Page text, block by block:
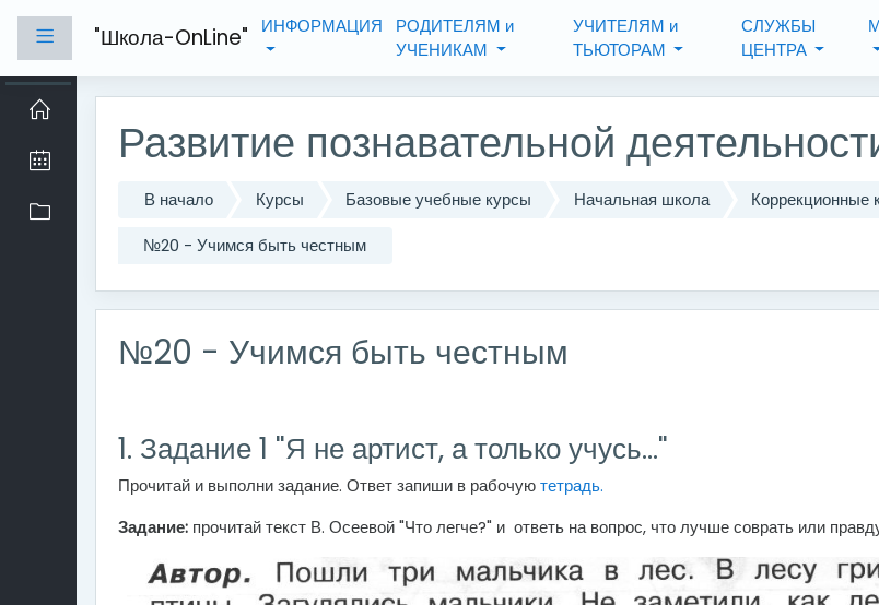
Боковая панель
"Школа-OnLine" ИНФОРМАЦИЯ
РОДИТЕЛЯМ и
УЧЕНИКАМ
УЧИТЕЛЯМ и
ТЬЮТОРАМ
СЛУЖБЫ
ЦЕНТРА
Развитие познавательной
В начало Курсы Базовые учебные курсы Начальная школа Коррекционные
№20 - Учимся быть честным
№20 - Учимся быть честным
1. Задание 1 "Я не артист, а только учусь..."
Прочитай и выполни задание. Ответ запиши в рабочуютетрадь.
Задание: прочитай текст В. Осеевой "Что легче?" и ответь на вопрос, что лучше соврать или